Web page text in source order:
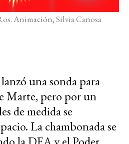
Animación, Silvia Canosa
una sonda para
Marte, pero por un
de medida se
La chambonada se